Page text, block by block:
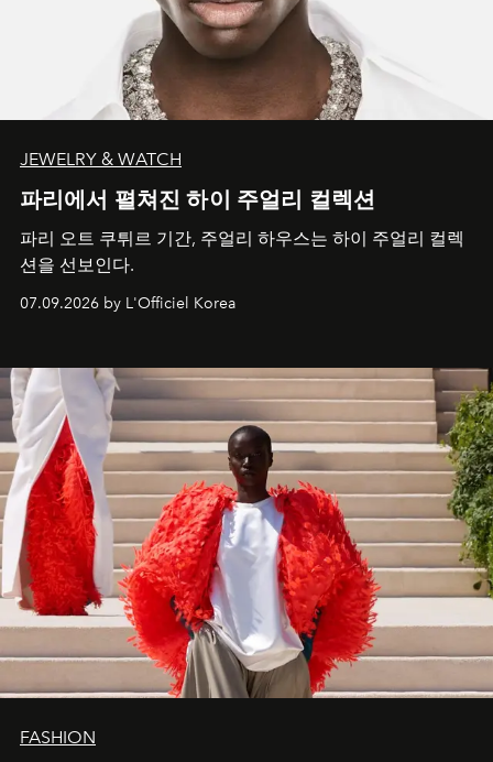
JEWELRY & WATCH
파리에서 펼쳐진 하이 주얼리 컬렉션
파리 오트 쿠튀르 기간, 주얼리 하우스는 하이 주얼리 컬렉
션을 선보인다.
07.09.2026 by L'Officiel Korea
FASHION